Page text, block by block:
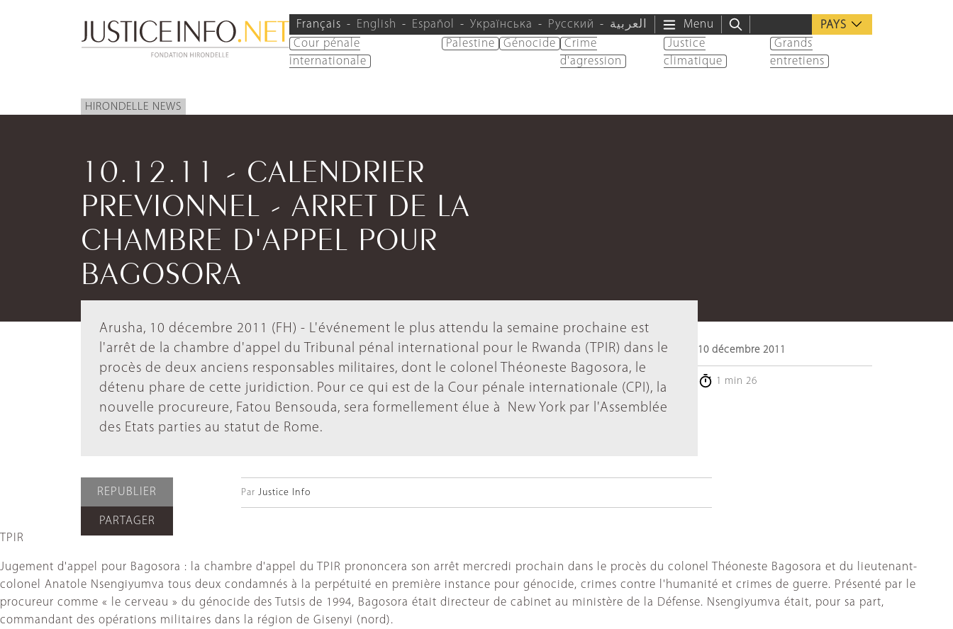
Français English Español Українська Русский العربية Menu
PAYS
Cour pénale
internationale
Palestine Génocide
Crime
d'agression
Justice
climatique
Grands
entretiens
HIRONDELLE NEWS
10.12.11 - CALENDRIER
PREVIONNEL - ARRET DE LA
CHAMBRE D'APPEL POUR
BAGOSORA
Arusha, 10 décembre 2011 (FH) - L'événement le plus attendu la semaine prochaine est
l'arrêt de la chambre d'appel du Tribunal pénal international pour le Rwanda (TPIR) dans le
procès de deux anciens responsables militaires, dont le colonel Théoneste Bagosora, le
détenu phare de cette juridiction. Pour ce qui est de la Cour pénale internationale (CPI), la
nouvelle procureure, Fatou Bensouda, sera formellement élue à New York par l'Assemblée
des Etats parties au statut de Rome.
10 décembre 2011
1 min 26
REPUBLIER
PARTAGER
Par Justice Info
TPIR
Jugement d'appel pour Bagosora : la chambre d'appel du TPIR prononcera son arrêt mercredi prochain dans le procès du colonel Théoneste Bagosora et du lieutenant-
colonel Anatole Nsengiyumva tous deux condamnés à la perpétuité en première instance pour génocide, crimes contre l'humanité et crimes de guerre. Présenté par le
procureur comme « le cerveau » du génocide des Tutsis de 1994, Bagosora était directeur de cabinet au ministère de la Défense. Nsengiyumva était, pour sa part,
commandant des opérations militaires dans la région de Gisenyi (nord).